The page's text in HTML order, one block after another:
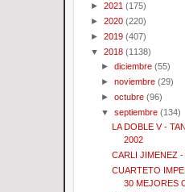
► 2021 (175)
► 2020 (220)
► 2019 (407)
▼ 2018 (1138)
►diciembre (55)
►noviembre (29)
►octubre (96)
▼septiembre (134)
LA DOBLE V -
2002
CARLI JIMENEZ
CUARTETO
30 MEJORES